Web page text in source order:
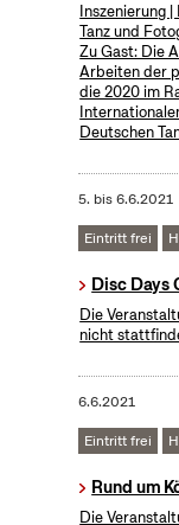
Inszenierung
Tanz und
Zu Gast: Die
Arbeiten der
die 2020 im
Deutschen
5. bis6.6.2021
Eintritt frei
Disc Days
Die
nicht
6.6.2021
Eintritt frei
Rund um
Die